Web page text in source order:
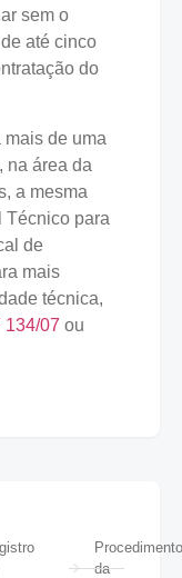
sem o
até cinco
do
de uma
na área da
a mesma
Técnico para
de
mais
técnica,
134/07 ou
da